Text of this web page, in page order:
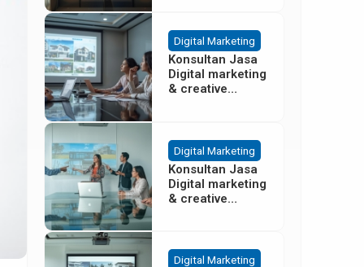
Digital Marketing
Konsultan Jasa
Digital marketing
& creative
Tangerang
Digital Marketing
Konsultan Jasa
Digital marketing
& creative
Digital Marketing